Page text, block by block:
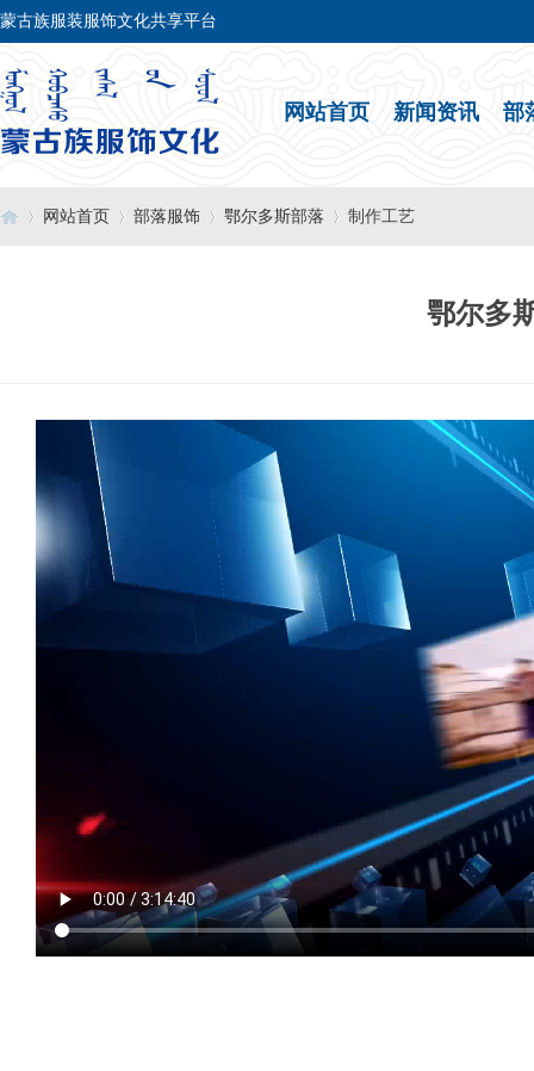
蒙古族服装服饰文化共享平台
网站首页 新闻资讯 部
网站首页 部落服饰 鄂尔多斯部落 制作工艺
鄂尔多